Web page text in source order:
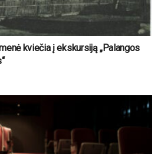
kviečia į ekskursiją „Palangos